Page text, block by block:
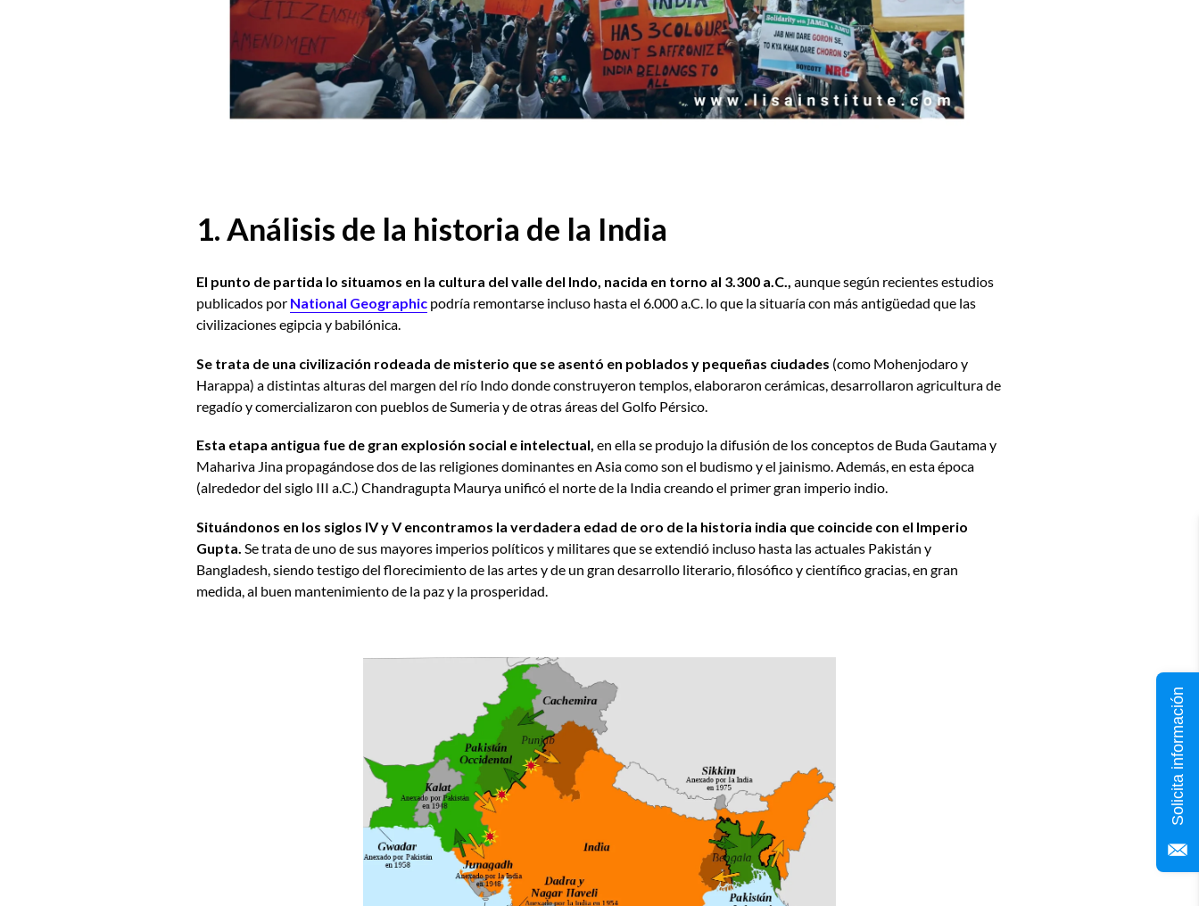
1. Análisis de la historia de la India
El punto de partida lo situamos en la cultura del valle del Indo, nacida en torno al 3.300 a.C., aunque según recientes estudios
publicados por National Geographic podría remontarse incluso hasta el 6.000 a.C. lo que la situaría con más antigüedad que las
civilizaciones egipcia y babilónica.
Se trata de una civilización rodeada de misterio que se asentó en poblados y pequeñas ciudades (como Mohenjodaro y
Harappa) a distintas alturas del margen del río Indo donde construyeron templos, elaboraron cerámicas, desarrollaron agricultura de
regadío y comercializaron con pueblos de Sumeria y de otras áreas del Golfo Pérsico.
Esta etapa antigua fue de gran explosión social e intelectual, en ella se produjo la difusión de los conceptos de Buda Gautama y
Mahariva Jina propagándose dos de las religiones dominantes en Asia como son el budismo y el jainismo. Además, en esta época
(alrededor del siglo III a.C.) Chandragupta Maurya unificó el norte de la India creando el primer gran imperio indio.
Situándonos en los siglos IV y V encontramos la verdadera edad de oro de la historia india que coincide con el Imperio
Gupta. Se trata de uno de sus mayores imperios políticos y militares que se extendió incluso hasta las actuales Pakistán y
Bangladesh, siendo testigo del florecimiento de las artes y de un gran desarrollo literario, filosófico y científico gracias, en gran
medida, al buen mantenimiento de la paz y la prosperidad.
Solicita información